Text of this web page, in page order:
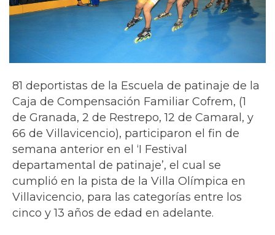
81 deportistas de la Escuela de patinaje de la
Caja de Compensación Familiar Cofrem, (1
de Granada, 2 de Restrepo, 12 de Camaral, y
66 de Villavicencio), participaron el fin de
semana anterior en el ‘I Festival
departamental de patinaje’, el cual se
cumplió en la pista de la Villa Olímpica en
Villavicencio, para las categorías entre los
cinco y 13 años de edad en adelante.